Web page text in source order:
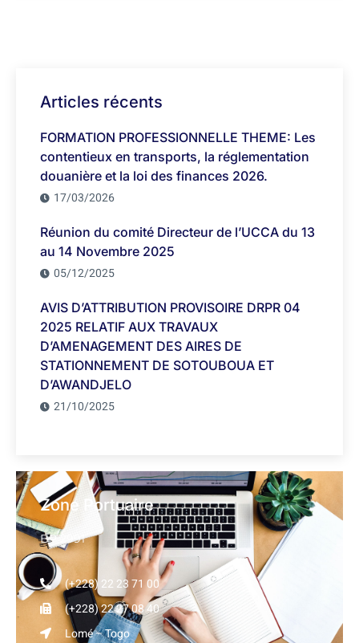
Articles récents
FORMATION PROFESSIONNELLE THEME: Les
contentieux en transports, la réglementation
douanière et la loi des finances 2026.
17/03/2026
Réunion du comité Directeur de l’UCCA du 13
au 14 Novembre 2025
05/12/2025
AVIS D’ATTRIBUTION PROVISOIRE DRPR 04
2025 RELATIF AUX TRAVAUX
D’AMENAGEMENT DES AIRES DE
STATIONNEMENT DE SOTOUBOUA ET
D’AWANDJELO
21/10/2025
Zone Portuaire
BP 2991
(+228) 22 23 71 00
(+228) 22 27 08 40
Lomé – Togo